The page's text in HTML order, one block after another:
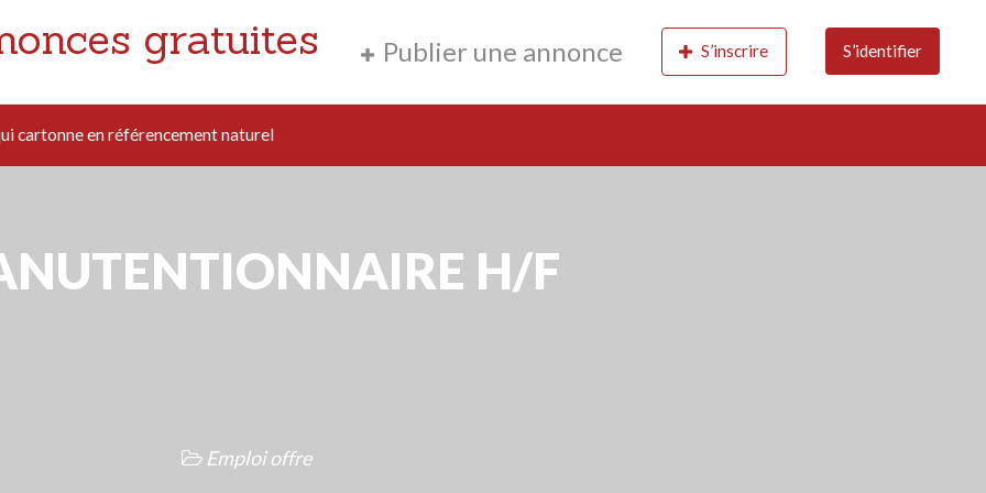
gratuites Publier une annonce S’inscrire S’identifier
cartonne en référencement naturel
H/F
Emploi offre